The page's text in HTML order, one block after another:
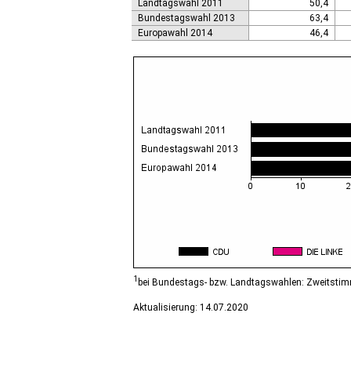
Landtagswahl 2011
50,4
Bundestagswahl 2013
63,4
Europawahl 2014
46,4
1 bei Bundestags- bzw. Landtagswahlen:
Aktualisierung: 14.07.2020